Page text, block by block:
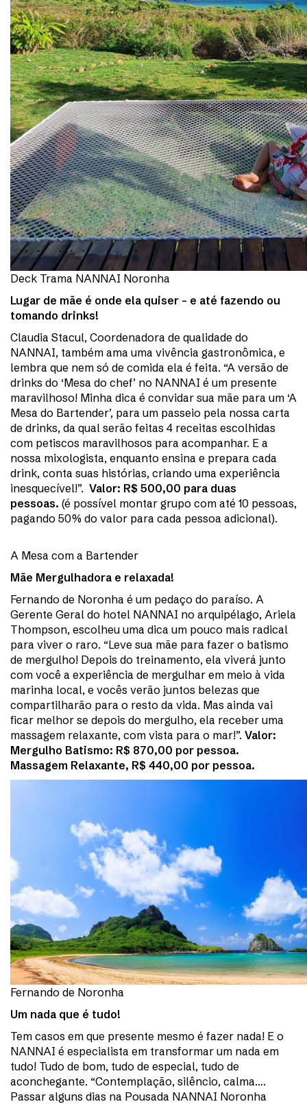
Deck Trama NANNAI Noronha
Lugar de mãe é onde ela quiser – e até fazendo ou
tomando drinks!
Claudia Stacul, Coordenadora de qualidade do
NANNAI, também ama uma vivência gastronômica, e
lembra que nem só de comida ela é feita. “A versão de
drinks do ‘Mesa do chef’ no NANNAI é um presente
maravilhoso! Minha dica é convidar sua mãe para um ‘A
Mesa do Bartender’, para um passeio pela nossa carta
de drinks, da qual serão feitas 4 receitas escolhidas
com petiscos maravilhosos para acompanhar. E a
nossa mixologista, enquanto ensina e prepara cada
drink, conta suas histórias, criando uma experiência
inesquecível!”. Valor: R$ 500,00 para duas
pessoas. (é possível montar grupo com até 10 pessoas,
pagando 50% do valor para cada pessoa adicional).
A Mesa com a Bartender
Mãe Mergulhadora e relaxada!
Fernando de Noronha é um pedaço do paraíso. A
Gerente Geral do hotel NANNAI no arquipélago, Ariela
Thompson, escolheu uma dica um pouco mais radical
para viver o raro. “Leve sua mãe para fazer o batismo
de mergulho! Depois do treinamento, ela viverá junto
com você a experiência de mergulhar em meio à vida
marinha local, e vocês verão juntos belezas que
compartilharão para o resto da vida. Mas ainda vai
ficar melhor se depois do mergulho, ela receber uma
massagem relaxante, com vista para o mar!”. Valor:
Mergulho Batismo: R$ 870,00 por pessoa.
Massagem Relaxante, R$ 440,00 por pessoa.
Fernando de Noronha
Um nada que é tudo!
Tem casos em que presente mesmo é fazer nada! E o
NANNAI é especialista em transformar um nada em
tudo! Tudo de bom, tudo de especial, tudo de
aconchegante. “Contemplação, silêncio, calma….
Passar alguns dias na Pousada NANNAI Noronha